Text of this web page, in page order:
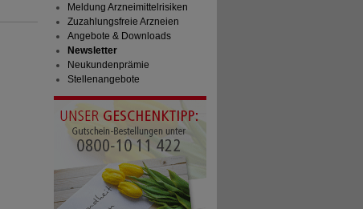
Meldung Arzneimittelrisiken
Zuzahlungsfreie Arzneien
Angebote & Downloads
Newsletter
Neukundenprämie
Stellenangebote